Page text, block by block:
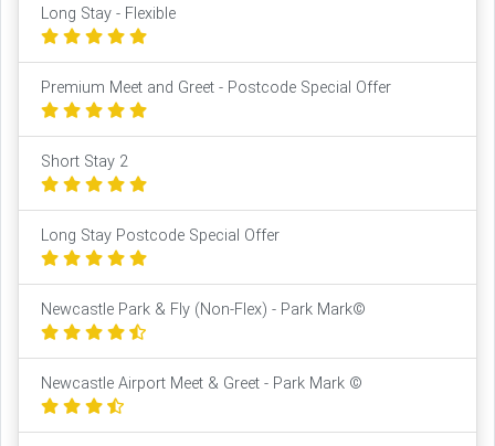
Long Stay - Flexible
Premium Meet and Greet - Postcode Special Offer
Short Stay 2
Long Stay Postcode Special Offer
Newcastle Park & Fly (Non-Flex) - Park Mark©
Newcastle Airport Meet & Greet - Park Mark ©